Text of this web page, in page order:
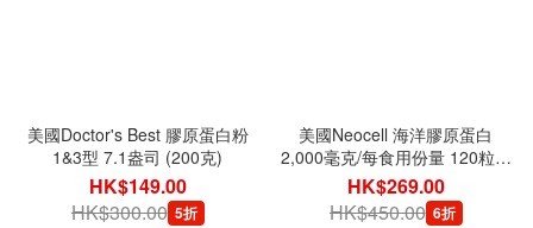
美國Doctor's Best 膠原蛋白粉
1&3型 7.1盎司 (200克)
HK$149.00
HK$300.00 5折
美國Neocell 海洋膠原蛋白
2,000毫克/每食用份量 120粒膠
囊
HK$269.00
HK$450.00 6折